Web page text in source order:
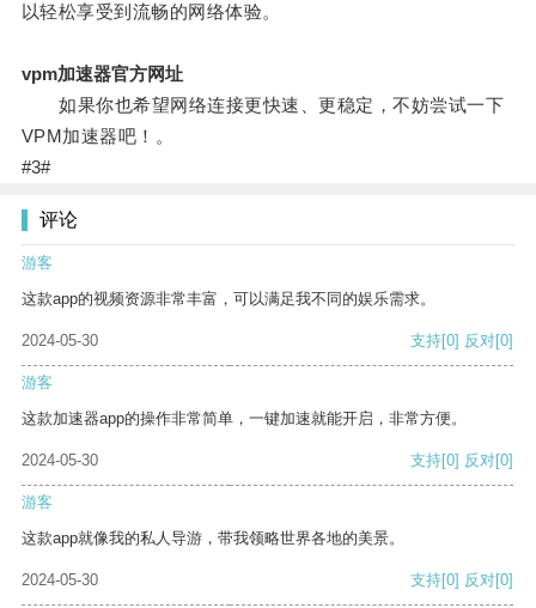
以轻松享受到流畅的网络体验。
vpm加速器官方网址
如果你也希望网络连接更快速、更稳定，不妨尝试一下
VPM加速器吧！。
#3#
评论
游客
这款app的视频资源非常丰富，可以满足我不同的娱乐需求。
2024-05-30 支持[0] 反对[0]
游客
这款加速器app的操作非常简单，一键加速就能开启，非常方便。
2024-05-30 支持[0] 反对[0]
游客
这款app就像我的私人导游，带我领略世界各地的美景。
2024-05-30 支持[0] 反对[0]